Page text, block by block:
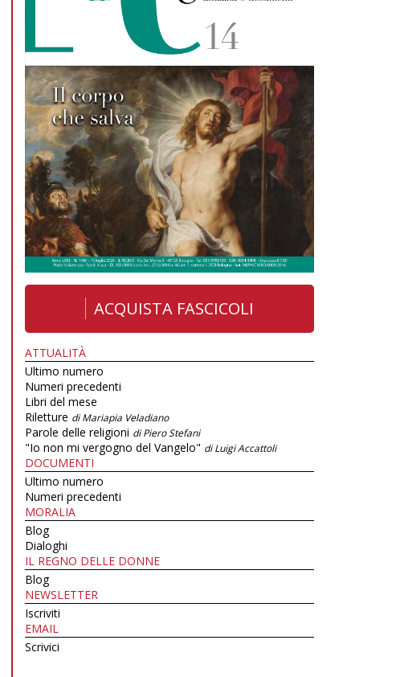
ACQUISTA FASCICOLI
ATTUALITÀ
Ultimo numero
Numeri precedenti
Libri del mese
Riletture di Mariapia Veladiano
Parole delle religioni di Piero Stefani
"Io non mi vergogno del Vangelo" di Luigi Accattoli
DOCUMENTI
Ultimo numero
Numeri precedenti
MORALIA
Blog
Dialoghi
IL REGNO DELLE DONNE
Blog
NEWSLETTER
Iscriviti
EMAIL
Scrivici